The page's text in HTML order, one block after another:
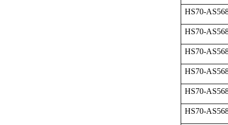
HS70-
HS70-
HS70-
HS70-
HS70-
HS70-